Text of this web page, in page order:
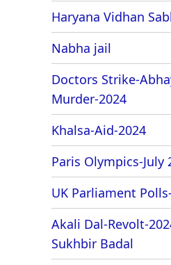
Haryana Vidhan
Nabha jail
Doctors Strike-
Murder-2024
Khalsa-Aid-2024
Paris Olympics-July
UK Parliament
Akali Dal-Revolt-
Sukhbir Badal